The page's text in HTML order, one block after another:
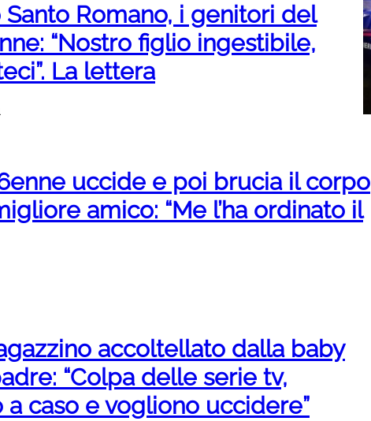
Romano, i genitori del
“Nostro figlio ingestibile,
La lettera
uccide e poi brucia il corpo
amico: “Me l’ha ordinato il
accoltellato dalla baby
“Colpa delle serie tv,
a caso e vogliono uccidere”